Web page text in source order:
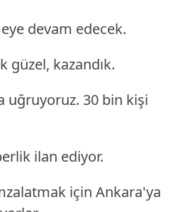
devam edecek.
güzel, kazandık.
uğruyoruz. 30 bin kişi
ilan ediyor.
için Ankara'ya